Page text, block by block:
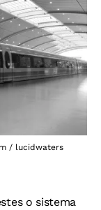
/ lucidwaters
o sistema